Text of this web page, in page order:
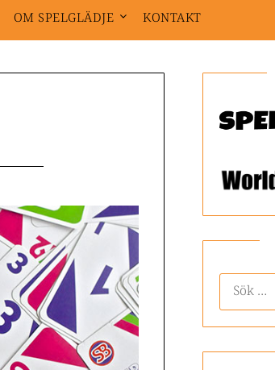
OM SPELGLÄDJE KONTAKT